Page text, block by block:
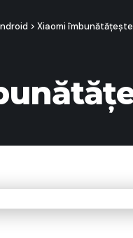
> Xiaomi